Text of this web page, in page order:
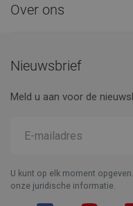
Over ons
Nieuwsbrief
Meld u aan voor de
U kunt op elk moment
onze juridische informatie.